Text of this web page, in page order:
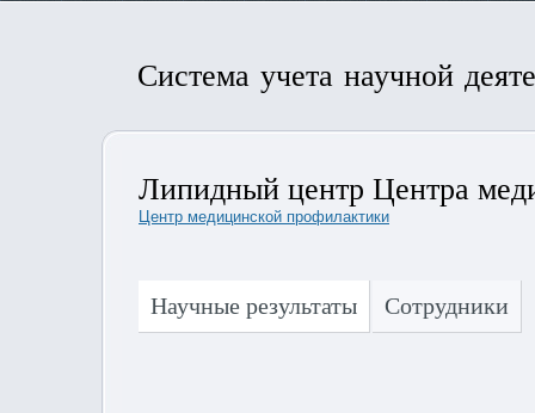
Система учета научной
Липидный центр Центра
Центр медицинской профилактики
Научные результаты Сотрудники